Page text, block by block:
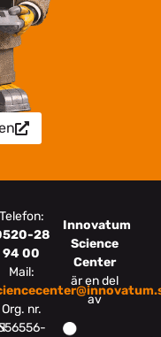
Telefon:
28
94 00
Mail:
Org. nr.
Innovatum
Science
Center
är en del
av